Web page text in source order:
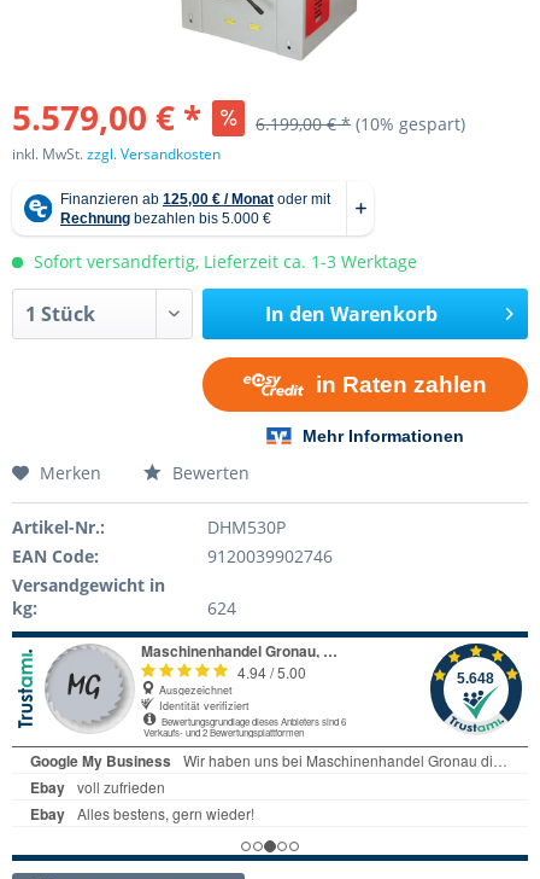
5.579,00 € * 6.199,00 € * (10% gespart)
inkl. MwSt.zzgl. Versandkosten
Sofort versandfertig, Lieferzeit ca. 1-3 Werktage
In den Warenkorb
Merken Bewerten
Artikel-Nr.:
DHM530P
EAN Code:
9120039902746
Versandgewicht in
kg:
624